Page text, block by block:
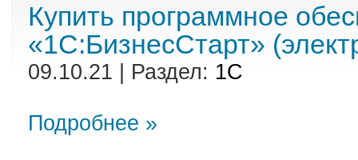
Купить программное
«1С:БизнесСтарт»
09.10.21 | Раздел: 1С
Подробнее »